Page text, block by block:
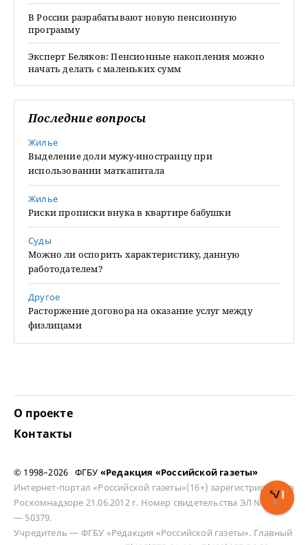
В России разрабатывают новую пенсионную
программу
Эксперт Беляков: Пенсионные накопления можно
начать делать с маленьких сумм
Последние вопросы
Жилье
Выделение доли мужу-иностранцу при
использовании маткапитала
Жилье
Риски прописки внука в квартире бабушки
Суды
Можно ли оспорить характеристику, данную
работодателем?
Другое
Расторжение договора на оказание услуг между
физлицами
О проекте
Контакты
© 1998–2026 ФГБУ «Редакция «Российской газеты»
Интернет-портал «Российской газеты»(16+) зарегистрирован в
Роскомнадзоре 21.06.2012 г. Номер свидетельства ЭЛ № ФС 77
— 50379.
Учредитель — ФГБУ «Редакция «Российской газеты». Главный